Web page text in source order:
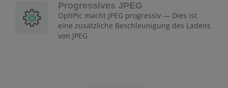
Progressives JPEG
OptiPic macht JPEG progressiv — Dies ist
eine zusätzliche Beschleunigung des Ladens
von JPEG